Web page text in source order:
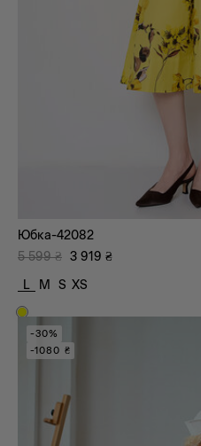
Юбка-42082
5 599 ₴ 3 919 ₴
L
M S XS
-30%
-1080 ₴